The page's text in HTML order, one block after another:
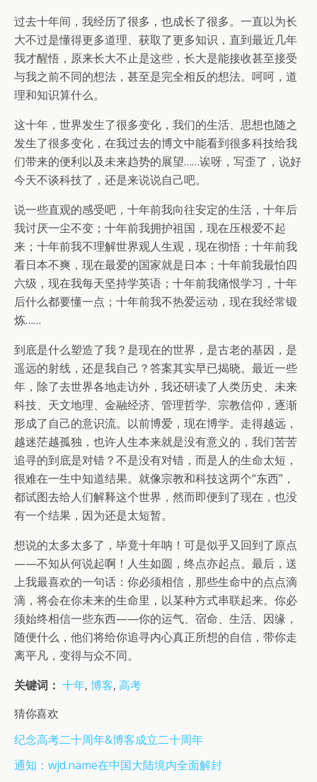
过去十年间，我经历了很多，也成长了很多。一直以为长
大不过是懂得更多道理、获取了更多知识，直到最近几年
我才醒悟，原来长大不止是这些，长大是能接收甚至接受
与我之前不同的想法，甚至是完全相反的想法。呵呵，道
理和知识算什么。
这十年，世界发生了很多变化，我们的生活、思想也随之
发生了很多变化，在我过去的博文中能看到很多科技给我
们带来的便利以及未来趋势的展望……诶呀，写歪了，说好
今天不谈科技了，还是来说说自己吧。
说一些直观的感受吧，十年前我向往安定的生活，十年后
我讨厌一尘不变；十年前我拥护祖国，现在压根爱不起
来；十年前我不理解世界观人生观，现在彻悟；十年前我
看日本不爽，现在最爱的国家就是日本；十年前我最怕四
六级，现在我每天坚持学英语；十年前我痛恨学习，十年
后什么都要懂一点；十年前我不热爱运动，现在我经常锻
炼……
到底是什么塑造了我？是现在的世界，是古老的基因，是
遥远的射线，还是我自己？答案其实早已揭晓。最近一些
年，除了去世界各地走访外，我还研读了人类历史、未来
科技、天文地理、金融经济、管理哲学、宗教信仰，逐渐
形成了自己的意识流。以前博爱，现在博学。走得越远，
越迷茫越孤独，也许人生本来就是没有意义的，我们苦苦
追寻的到底是对错？不是没有对错，而是人的生命太短，
很难在一生中知道结果。就像宗教和科技这两个“东西”，
都试图去给人们解释这个世界，然而即便到了现在，也没
有一个结果，因为还是太短暂。
想说的太多太多了，毕竟十年呐！可是似乎又回到了原点
——不知从何说起啊！人生如圆，终点亦起点。最后，送
上我最喜欢的一句话：你必须相信，那些生命中的点点滴
滴，将会在你未来的生命里，以某种方式串联起来。你必
须始终相信一些东西——你的运气、宿命、生活、因缘，
随便什么，他们将给你追寻内心真正所想的自信，带你走
离平凡，变得与众不同。
关键词： 十年, 博客, 高考
猜你喜欢
纪念高考二十周年&博客成立二十周年
通知：wjd.name在中国大陆境内全面解封